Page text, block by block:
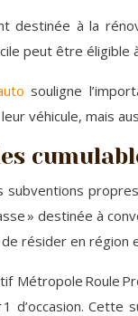
destinée à la
peut être
souligne
véhicule, mais
» destinée à
résider en
Roule
d’occasion.